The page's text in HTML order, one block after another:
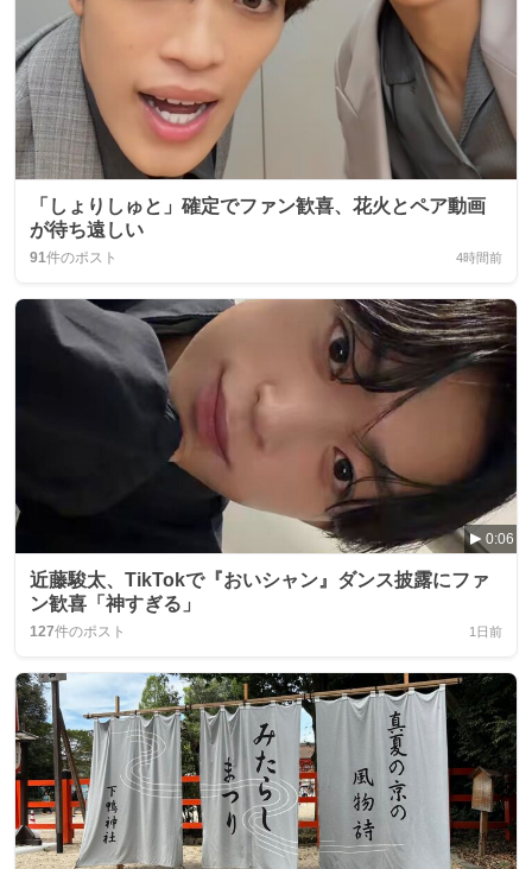
「しょりしゅと」確定でファン歓喜、花火とペア動画
が待ち遠しい
91件のポスト 4時間前
0:06
近藤駿太、TikTokで『おいシャン』ダンス披露にファ
ン歓喜「神すぎる」
127件のポスト 1日前